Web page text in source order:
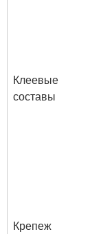
Клеевые
составы
Крепеж